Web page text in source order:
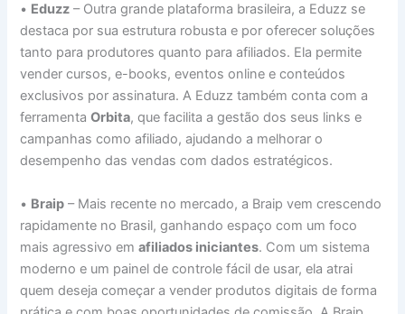
• Eduzz – Outra grande plataforma brasileira, a Eduzz se
destaca por sua estrutura robusta e por oferecer soluções
tanto para produtores quanto para afiliados. Ela permite
vender cursos, e-books, eventos online e conteúdos
exclusivos por assinatura. A Eduzz também conta com a
ferramentaOrbita, que facilita a gestão dos seus links e
campanhas como afiliado, ajudando a melhorar o
desempenho das vendas com dados estratégicos.
• Braip – Mais recente no mercado, a Braip vem crescendo
rapidamente no Brasil, ganhando espaço com um foco
mais agressivo emafiliados iniciantes. Com um sistema
moderno e um painel de controle fácil de usar, ela atrai
quem deseja começar a vender produtos digitais de forma